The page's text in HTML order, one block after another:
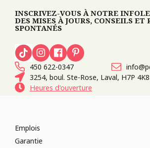
INSCRIVEZ-VOUS À NOTRE
DES MISES À JOURS, CONSEILS ET
SPONTANÉS
450 622-0347
3254, boul. Ste-Rose, Laval, H7P 4K8
Heures d'ouverture
Emplois
Garantie